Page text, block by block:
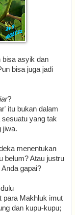
bisa asyik dan
bisa juga jadi
?
itu bukan dalam
sesuatu yang tak
jiwa.
menentukan
belum? Atau justru
gapai?
para Makhluk imut
dan kupu-kupu;